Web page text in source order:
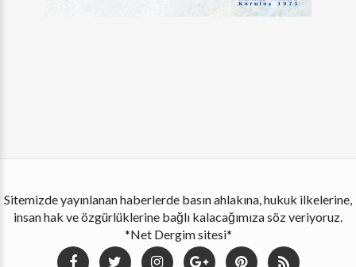
Sitemizde yayınlanan haberlerde basın ahlakına, hukuk ilkelerine,
insan hak ve özgürlüklerine bağlı kalacağımıza söz veriyoruz.
*Net Dergim sitesi*